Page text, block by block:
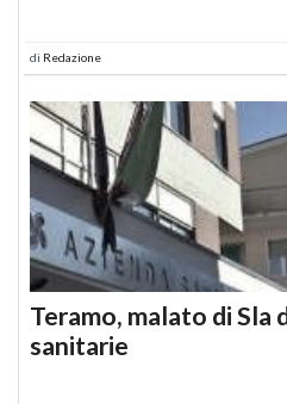
di Redazione
Teramo, malato di Sla
sanitarie